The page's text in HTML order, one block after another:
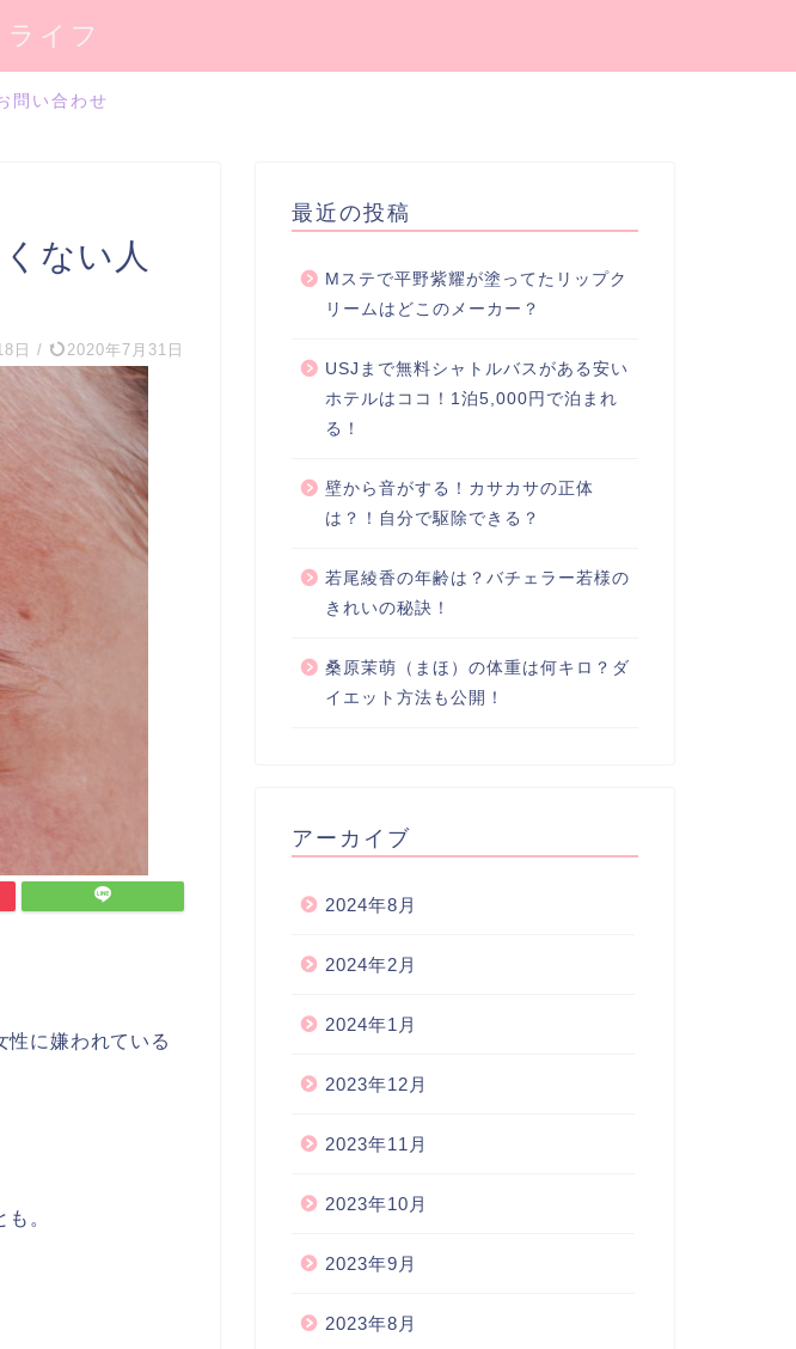
イフ
問い合わせ
ない人
日 / 2020年7月31日
性に嫌われている
。
最近の投稿
Mステで平野紫耀が塗ってたリップク
リームはどこのメーカー？
USJまで無料シャトルバスがある安い
ホテルはココ！1泊5,000円で泊まれ
る！
壁から音がする！カサカサの正体
は？！自分で駆除できる？
若尾綾香の年齢は？バチェラー若様の
きれいの秘訣！
桑原茉萌（まほ）の体重は何キロ？ダ
イエット方法も公開！
アーカイブ
2024年8月
2024年2月
2024年1月
2023年12月
2023年11月
2023年10月
2023年9月
2023年8月